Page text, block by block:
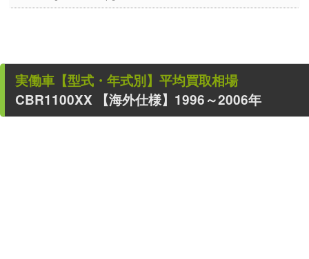
実働車 【型式・年式別】平均買取相場
CBR1100XX
【海外仕様】1996～2006年